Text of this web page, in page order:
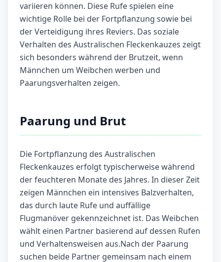
variieren können. Diese Rufe spielen eine
wichtige Rolle bei der Fortpflanzung sowie bei
der Verteidigung ihres Reviers. Das soziale
Verhalten des Australischen Fleckenkauzes zeigt
sich besonders während der Brutzeit, wenn
Männchen um Weibchen werben und
Paarungsverhalten zeigen.
Paarung und Brut
Die Fortpflanzung des Australischen
Fleckenkauzes erfolgt typischerweise während
der feuchteren Monate des Jahres. In dieser Zeit
zeigen Männchen ein intensives Balzverhalten,
das durch laute Rufe und auffällige
Flugmanöver gekennzeichnet ist. Das Weibchen
wählt einen Partner basierend auf dessen Rufen
und Verhaltensweisen aus.Nach der Paarung
suchen beide Partner gemeinsam nach einem